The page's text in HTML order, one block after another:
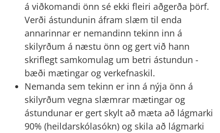
á viðkomandi önn sé ekki fleiri aðgerða þörf.
Verði ástundunin áfram slæm til enda
annarinnar er nemandinn tekinn inn á
skilyrðum á næstu önn og gert við hann
skriflegt samkomulag um betri ástundun -
bæði mætingar og verkefnaskil.
Nemanda sem tekinn er inn á nýja önn á
skilyrðum vegna slæmrar mætingar og
ástundunar er gert skylt að mæta að lágmarki
90% (heildarskólasókn) og skila að lágmarki